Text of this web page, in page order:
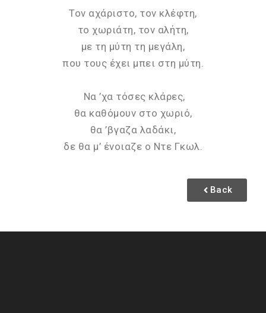
Τον αχάριστο, τον κλέφτη,
το χωριάτη, τον αλήτη,
με τη μύτη τη μεγάλη,
που τους έχει μπει στη μύτη.
Να ’χα τόσες κλάρες,
θα καθόμουν στο χωριό,
θα ’βγαζα λαδάκι,
δε θα μ’ ένοιαζε ο Ντε Γκωλ.
Back